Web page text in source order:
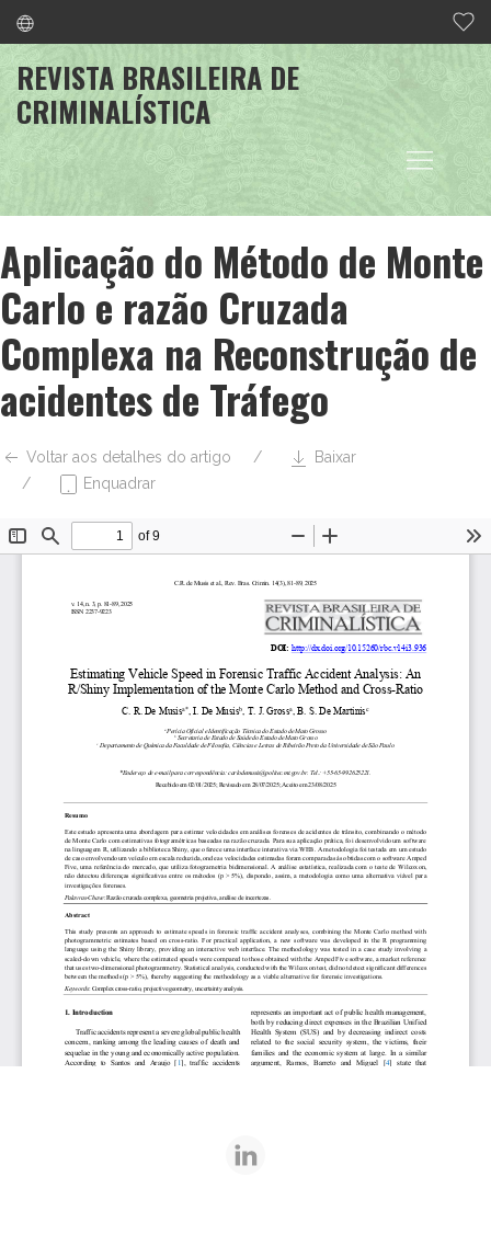
REVISTA BRASILEIRA DE
CRIMINALÍSTICA
Aplicação do Método de Monte
Carlo e razão Cruzada
Complexa na Reconstrução de
acidentes de Tráfego
Voltar aos detalhes do artigo
Baixar
Enquadrar